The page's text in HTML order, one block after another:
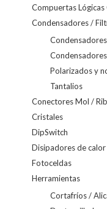
Compuertas Lógicas
Condensadores /
Polarizados y
Tantalios
Conectores Mol /
Cristales
DipSwitch
Disipadores de
Fotoceldas
Herramientas
Cortafríos /